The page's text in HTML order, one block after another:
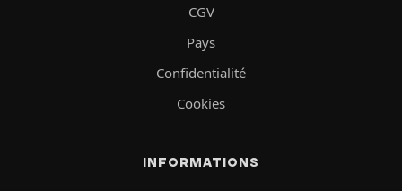
CGV
Pays
Confidentialité
Cookies
INFORMATIONS